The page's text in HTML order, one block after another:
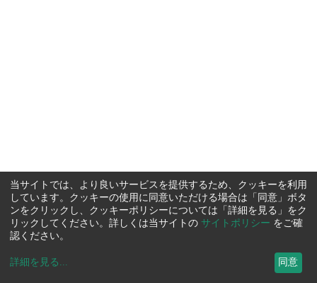
当サイトでは、より良いサービスを提供するため、クッキーを利用
しています。クッキーの使用に同意いただける場合は「同意」ボタ
ンをクリックし、クッキーポリシーについては「詳細を見る」をク
リックしてください。詳しくは当サイトの サイトポリシー をご確
認ください。
詳細を見る ... 同意